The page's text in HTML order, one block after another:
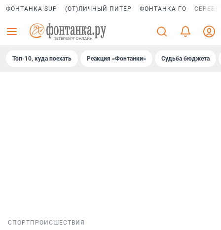
ФОНТАНКА SUP (ОТ)ЛИЧНЫЙ ПИТЕР ФОНТАНКА ГО
Топ-10, куда поехать Реакция «Фонтанки» Судьба бюджета
СПОРТ ПРОИСШЕСТВИЯ